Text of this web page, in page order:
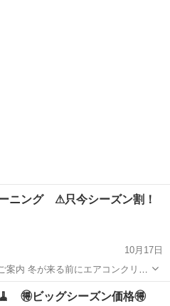
ニング ⚠只今シーズン割！
10月17日
案内 冬が来る前にエアコンクリー
スは、破格の料金で高品質なクオ
クリーニングをお手頃な価格でご
エアコン掃除 料金
🉐ビッグシーズン価格🉐